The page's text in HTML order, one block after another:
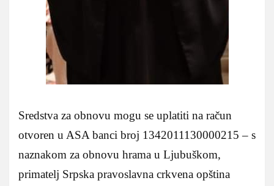
Sredstva za obnovu mogu se uplatiti na račun
otvoren u ASA banci broj 1342011130000215 – s
naznakom za obnovu hrama u Ljubuškom,
primatelj Srpska pravoslavna crkvena opština